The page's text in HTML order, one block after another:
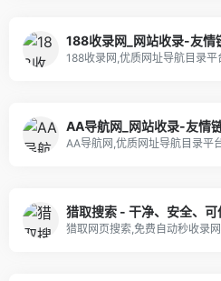
188收录网,优质网址导航目录平
AA导航网,优质网址导航目录平
猎取搜索 - 干净、安全、
猎取网页搜索,免费自动秒收录